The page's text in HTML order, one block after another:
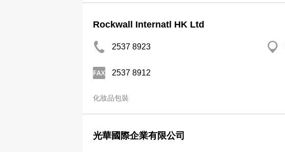
Rockwall Internatl HK Ltd
2537 8923
2537 8912
化妝品包裝
光華國際企業有限公司